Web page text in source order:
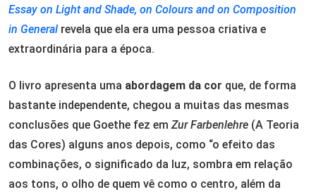
Essay on Light and Shade, on Colours and on Composition
in Generalrevela que ela era uma pessoa criativa e
extraordinária para a época.
O livro apresenta uma abordagem da cor que, de forma
bastante independente, chegou a muitas das mesmas
conclusões que Goethe fez emZur Farbenlehre (A Teoria
das Cores) alguns anos depois, como “o efeito das
combinações, o significado da luz, sombra em relação
aos tons, o olho de quem vê como o centro, além da